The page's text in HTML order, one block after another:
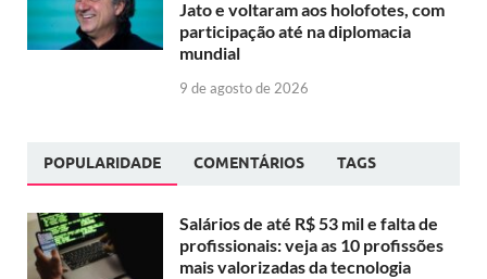
Jato e voltaram aos holofotes, com
participação até na diplomacia
mundial
9 de agosto de 2026
POPULARIDADE COMENTÁRIOS TAGS
Salários de até R$ 53 mil e falta de
profissionais: veja as 10 profissões
mais valorizadas da tecnologia